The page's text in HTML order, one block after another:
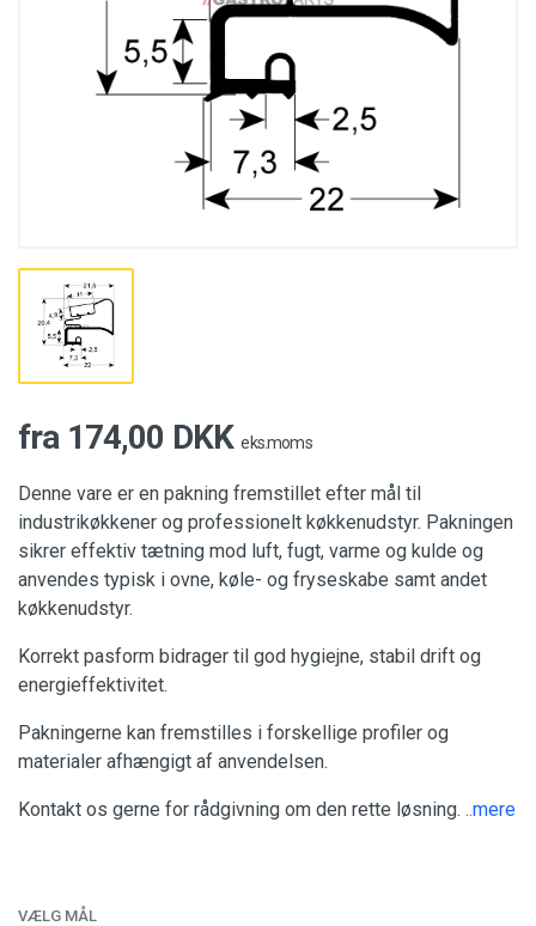
fra 174,00 DKK eks.moms
Denne vare er en pakning fremstillet efter mål til
industrikøkkener og professionelt køkkenudstyr. Pakningen
sikrer effektiv tætning mod luft, fugt, varme og kulde og
anvendes typisk i ovne, køle- og fryseskabe samt andet
køkkenudstyr.
Korrekt pasform bidrager til god hygiejne, stabil drift og
energieffektivitet.
Pakningerne kan fremstilles i forskellige profiler og
materialer afhængigt af anvendelsen.
Kontakt os gerne for rådgivning om den rette løsning. ..mere
VÆLG MÅL